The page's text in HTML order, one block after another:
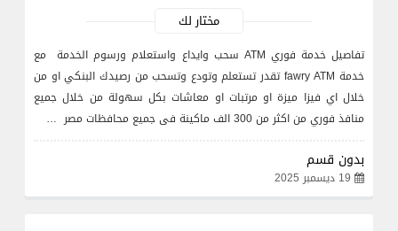
مختار لك
تفاصيل خدمة فوري ATM سحب وايداع واستعلام ورسوم الخدمة مع
خدمة fawry ATM تقدر تستعلم وتودع وتسحب من رصيدك البنكي او من
خلال اي فيزا ميزة او مرتبات او معاشات بكل سهولة من خلال جميع
منافذ فوري من اكثر من 300 الف ماكينة فى جميع محافظات مصر …
بدون قسم
19 ديسمبر 2025